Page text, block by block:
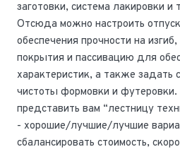
заготовки, система лакировки и
Отсюда можно настроить
обеспечения прочности на
покрытия и пассивацию для
характеристик, а также задать
чистоты формовки и
представить вам “лестницу
- хорошие/лучшие/лучшие
сбалансировать стоимость,